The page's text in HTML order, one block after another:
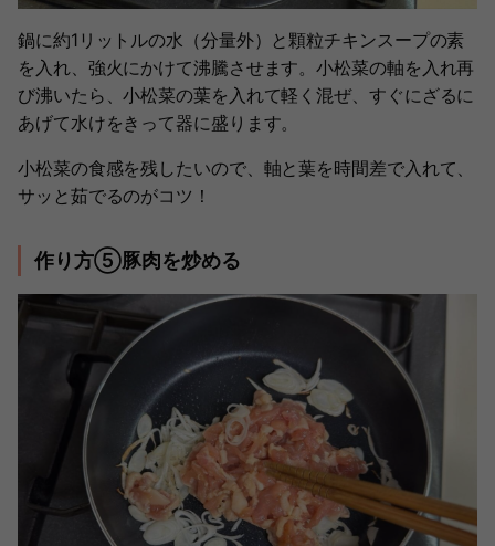
鍋に約1リットルの水（分量外）と顆粒チキンスープの素
を入れ、強火にかけて沸騰させます。小松菜の軸を入れ再
び沸いたら、小松菜の葉を入れて軽く混ぜ、すぐにざるに
あげて水けをきって器に盛ります。
小松菜の食感を残したいので、軸と葉を時間差で入れて、
サッと茹でるのがコツ！
作り方⑤豚肉を炒める